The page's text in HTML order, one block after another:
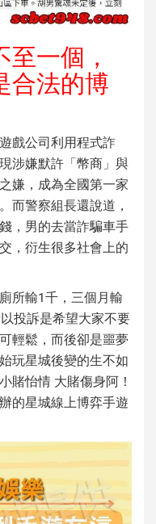
一個，
合法的博
戲公司利用程式詐
涉嫌默許「幣商」與
嫌，成為全國第一家
而警察組長還說道，
，男的去當詐騙車手
，衍生很多社會上的
所輸1千，三個月輸
投訴是希望大家不要
輕鬆，而後卻是噩夢
玩星城後變的生不如
賭怡情 大賭傷身阿！
的星城線上博弈手遊